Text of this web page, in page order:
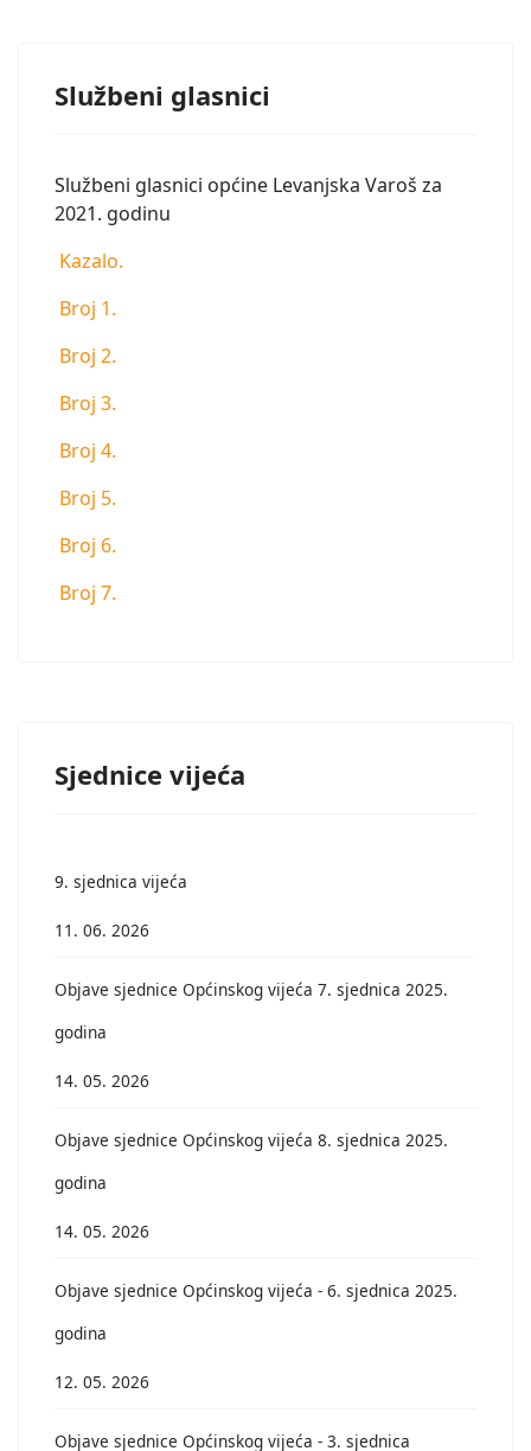
Službeni glasnici
Službeni glasnici općine Levanjska Varoš za
2021. godinu
Kazalo.
Broj 1.
Broj 2.
Broj 3.
Broj 4.
Broj 5.
Broj 6.
Broj 7.
Sjednice vijeća
9. sjednica vijeća
11. 06. 2026
Objave sjednice Općinskog vijeća 7. sjednica 2025.
godina
14. 05. 2026
Objave sjednice Općinskog vijeća 8. sjednica 2025.
godina
14. 05. 2026
Objave sjednice Općinskog vijeća - 6. sjednica 2025.
godina
12. 05. 2026
Objave sjednice Općinskog vijeća - 3. sjednica